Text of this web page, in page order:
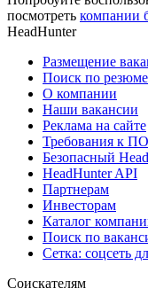
посмотреть компании
HeadHunter
Размещение
Поиск по резюме
О компании
Наши вакансии
Реклама на сайте
Требования к ПО
Безопасный
HeadHunter API
Партнерам
Инвесторам
Каталог
Поиск по
Сетка: соцсеть
Соискателям